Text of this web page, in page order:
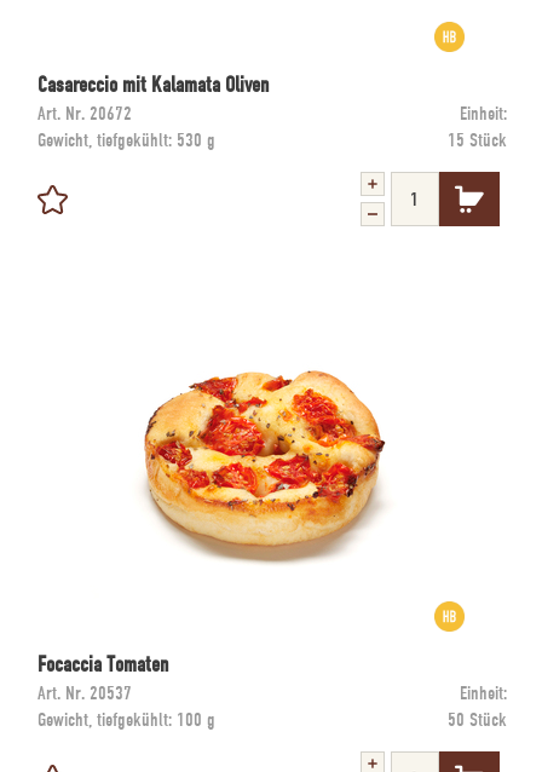
Casareccio mit Kalamata Oliven
Art. Nr. 20672
Einheit:
Gewicht, tiefgekühlt: 530 g 15 Stück
Focaccia Tomaten
Art. Nr. 20537
Einheit:
Gewicht, tiefgekühlt: 100 g 50 Stück